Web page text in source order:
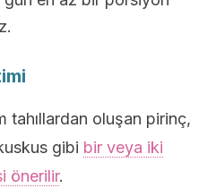
tahıllardan oluşan pirinç,
gibi bir veya iki
önerilir.